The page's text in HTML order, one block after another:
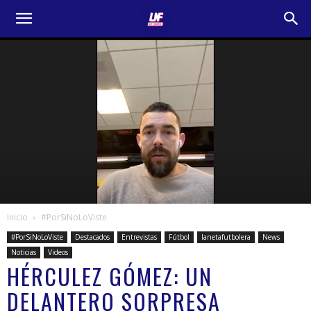
Inicio #PorSiNoLoViste
#PorSiNoLoViste Destacados Entrevistas Fútbol lanetafutbolera
News
Noticias
Videos
HÉRCULEZ GÓMEZ: UN
DELANTERO SORPRESA